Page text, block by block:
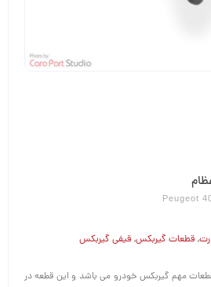
Peugeot
, قطعات گیربکس, قیفی گیربکس
پژو 405 یکی از قطعات مهم گیربکس خودرو می باشد و این قطعه در